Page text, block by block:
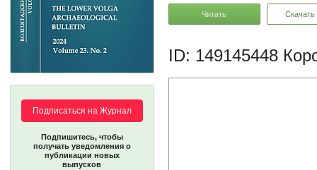
Подписаться на Журнал
Подпишитесь, чтобы
получать уведомления о
публикации новых
выпусков
Читать Скачать
ID: 149145448